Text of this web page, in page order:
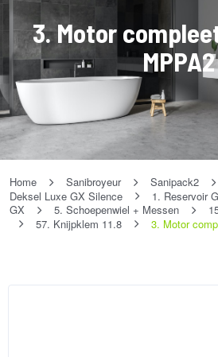
3. Motor
MPPA2
Home Sanibroyeur Sanipack2
Deksel Luxe GX Silence
1. Reservoir
GX
5. Schoepenwiel + Messen
57. Knijpklem 11.8
3. Motor